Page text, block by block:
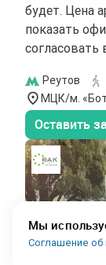
будет. Цена
показать
согласовать
Реутов
МЦК/м.
Оставить
Мы
Соглашение об